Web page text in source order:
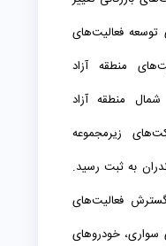
توسعه فعالیت‌های
منطقه آزاد
منطقه آزاد
زیرمجموعه
به ثبت رسید.
فعالیت‌های
سواری، خودروهای